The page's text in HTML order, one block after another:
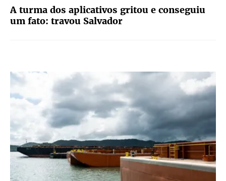
A turma dos aplicativos gritou e conseguiu
um fato: travou Salvador